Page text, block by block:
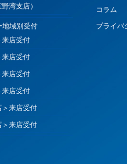
湾支店）
地域別受付
来店受付
来店受付
来店受付
来店受付
＞来店受付
＞来店受付
コラム
プライバ